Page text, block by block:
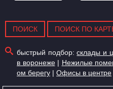
быстрый подбор:склады и
в воронеже| Нежилые
ом берегу | Офисы в центре